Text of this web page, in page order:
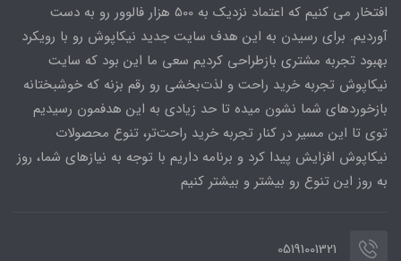
افتخار می کنیم که اعتماد نزدیک به 500 هزار فالوور رو به دست
آوردیم. برای رسیدن به این هدف سایت جدید نیکاپوش رو با رویکرد
بهبود تجربه مشتری بازطراحی کردیم سعی ما این بود که سایت
نیکاپوش تجربه خرید راحت و لذت‌بخشی رو رقم بزنه که خوشبختانه
بازخوردهای شما نشون میده تا حد زیادی به این هدفمون رسیدیم
توی تا این مسیر در کنار تجربه خرید راحت‌تر، تنوع محصولات
نیکاپوش افزایش پیدا کرد و برنامه داریم با توجه به نیازهای شما، روز
به روز این تنوع رو بیشتر و بیشتر کنیم
05191001321